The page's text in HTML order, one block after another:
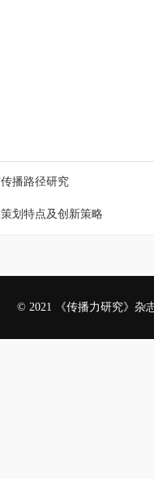
播路径研究
划特点及创新策略
© 2021 《传播力研究》